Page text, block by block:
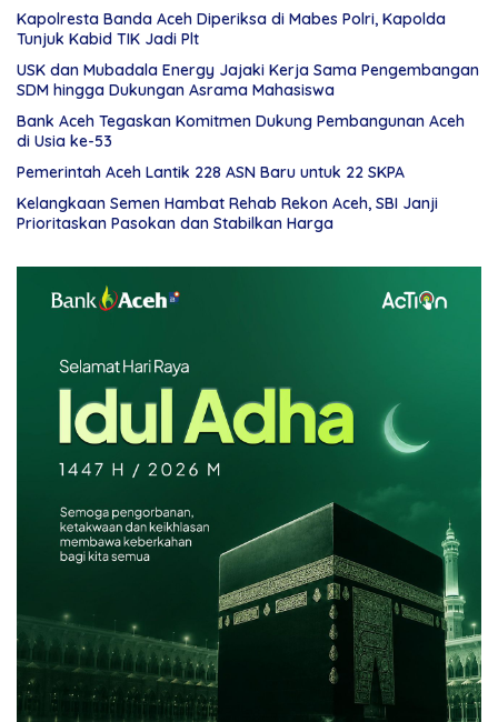
Kapolresta Banda Aceh Diperiksa di Mabes Polri, Kapolda
Tunjuk Kabid TIK Jadi Plt
USK dan Mubadala Energy Jajaki Kerja Sama Pengembangan
SDM hingga Dukungan Asrama Mahasiswa
Bank Aceh Tegaskan Komitmen Dukung Pembangunan Aceh
di Usia ke-53
Pemerintah Aceh Lantik 228 ASN Baru untuk 22 SKPA
Kelangkaan Semen Hambat Rehab Rekon Aceh, SBI Janji
Prioritaskan Pasokan dan Stabilkan Harga